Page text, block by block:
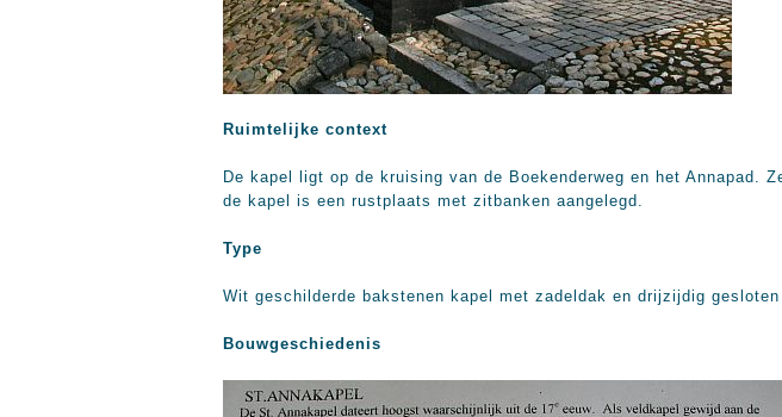
Ruimtelijke context
De kapel ligt op de kruising van de Boekenderweg en het Annapad.
de kapel is een rustplaats met zitbanken aangelegd.
Type
Wit geschilderde bakstenen kapel met zadeldak en drijzijdig gesloten
Bouwgeschiedenis